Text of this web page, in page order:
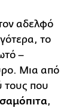
αδελφό
το
–
Μια από
τους που
,